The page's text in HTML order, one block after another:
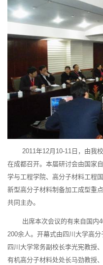
2011年12月10-11日，由我
在成都召开。本届研讨会由国家
学与工程学院、高分子材料工程
新型高分子材料制备加工成型重
共同主办。
出席本次会议的有来自国内
200余人。开幕式由四川大学高分
四川大学常务副校长李光宪教授
有机高分子材料处处长马劲教授